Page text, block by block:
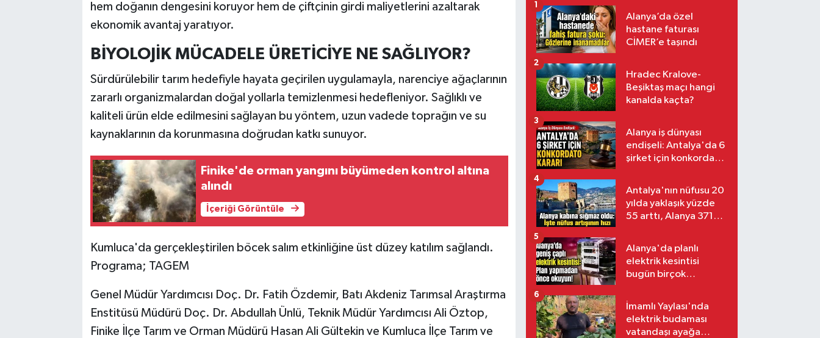
hem doğanın dengesini koruyor hem de çiftçinin girdi maliyetlerini azaltarak
ekonomik avantaj yaratıyor.
BİYOLOJİK MÜCADELE ÜRETİCİYE NE SAĞLIYOR?
Sürdürülebilir tarım hedefiyle hayata geçirilen uygulamayla, narenciye ağaçlarının
zararlı organizmalardan doğal yollarla temizlenmesi hedefleniyor. Sağlıklı ve
kaliteli ürün elde edilmesini sağlayan bu yöntem, uzun vadede toprağın ve su
kaynaklarının da korunmasına doğrudan katkı sunuyor.
Finike'de orman yangını büyümeden kontrol altına
alındı
İçeriği Görüntüle
Kumluca'da gerçekleştirilen böcek salım etkinliğine üst düzey katılım sağlandı.
Programa; TAGEM
Genel Müdür Yardımcısı Doç. Dr. Fatih Özdemir, Batı Akdeniz Tarımsal Araştırma
Enstitüsü Müdürü Doç. Dr. Abdullah Ünlü, Teknik Müdür Yardımcısı Ali Öztop,
Finike İlçe Tarım ve Orman Müdürü Hasan Ali Gültekin ve Kumluca İlçe Tarım ve
Alanya’da özel
hastane faturası
CİMER’e taşındı
1
Hradec Kralove-
Beşiktaş maçı hangi
kanalda kaçta?
2
Alanya iş dünyası
endişeli: Antalya'da 6
şirket için konkordato
3
Antalya'nın nüfusu 20
yılda yaklaşık yüzde
55 arttı, Alanya 371
4
Alanya'da planlı
elektrik kesintisi
bugün birçok
5
İmamlı Yaylası'nda
elektrik budaması
vatandaşı ayağa
6